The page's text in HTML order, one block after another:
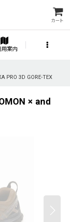
カート
用案内
PRO 3D GORE-TEX
× and